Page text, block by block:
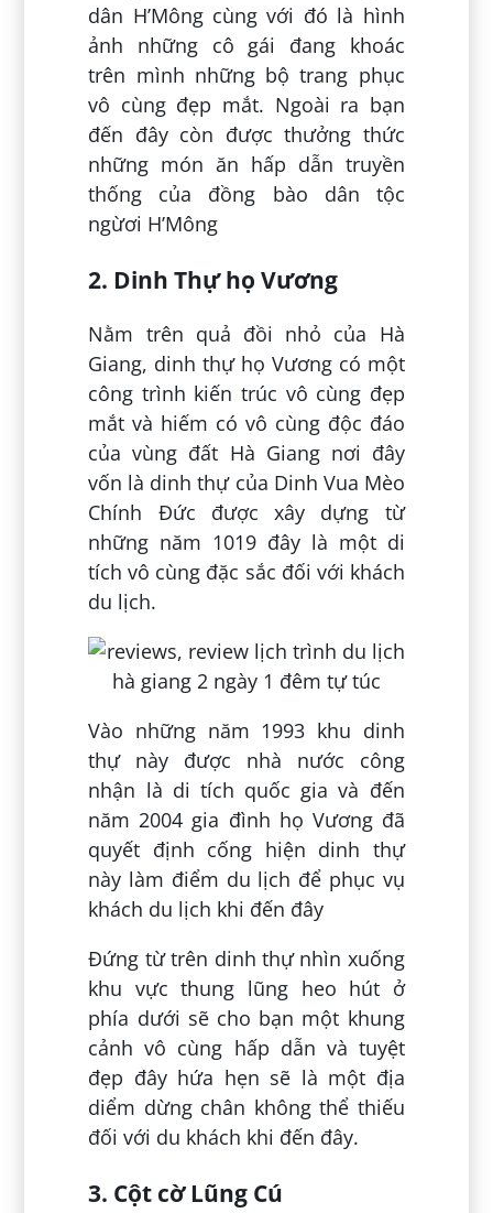
dân H’Mông cùng với đó là hình
ảnh những cô gái đang khoác
trên mình những bộ trang phục
vô cùng đẹp mắt. Ngoài ra bạn
đến đây còn được thưởng thức
những món ăn hấp dẫn truyền
thống của đồng bào dân tộc
ngừơi H’Mông
2. Dinh Thự họ Vương
Nằm trên quả đồi nhỏ của Hà
Giang, dinh thự họ Vương có một
công trình kiến trúc vô cùng đẹp
mắt và hiếm có vô cùng độc đáo
của vùng đất Hà Giang nơi đây
vốn là dinh thự của Dinh Vua Mèo
Chính Đức được xây dựng từ
những năm 1019 đây là một di
tích vô cùng đặc sắc đối với khách
du lịch.
Vào những năm 1993 khu dinh
thự này được nhà nước công
nhận là di tích quốc gia và đến
năm 2004 gia đình họ Vương đã
quyết định cống hiện dinh thự
này làm điểm du lịch để phục vụ
khách du lịch khi đến đây
Đứng từ trên dinh thự nhìn xuống
khu vực thung lũng heo hút ở
phía dưới sẽ cho bạn một khung
cảnh vô cùng hấp dẫn và tuyệt
đẹp đây hứa hẹn sẽ là một địa
diểm dừng chân không thể thiếu
đối với du khách khi đến đây.
3. Cột cờ Lũng Cú